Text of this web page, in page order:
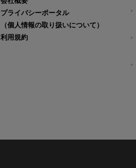
プライバシーポータル
（個人情報の取り扱いについて）
利用規約